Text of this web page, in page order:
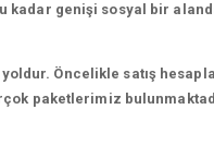
genişi sosyal bir
Öncelikle satış
paketlerimiz